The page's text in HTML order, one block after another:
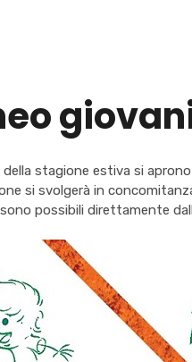
della stagione estiva si
si svolgerà in
possibili direttamente